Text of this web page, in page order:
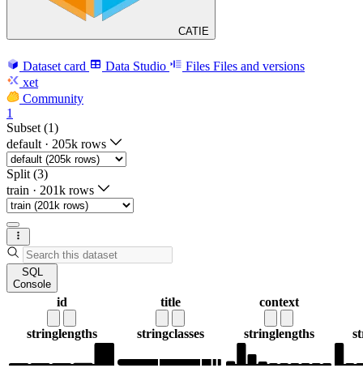
CATIE
Dataset card Data Studio Files Files and versions
xet
Community
1
Subset (1)
default · 205k rows
Split (3)
train · 201k rows
SQL
Console
id
stringlengths
title
stringclasses
context
stringlengths